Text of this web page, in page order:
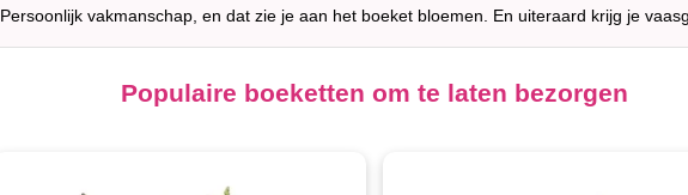
Persoonlijk vakmanschap, en dat zie je aan het boeket bloemen. En uiteraard krijg je
Populaire boeketten om te laten bezorgen